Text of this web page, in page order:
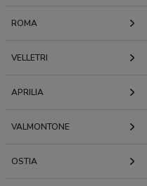
ROMA
VELLETRI
APRILIA
VALMONTONE
OSTIA